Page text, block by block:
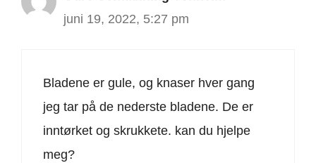
juni 19, 2022, 5:27 pm
Bladene er gule, og knaser hver gang
jeg tar på de nederste bladene. De er
inntørket og skrukkete. kan du hjelpe
meg?